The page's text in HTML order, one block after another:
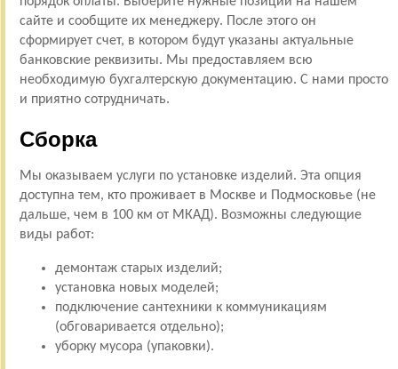
сайте и сообщите их менеджеру. После этого он
сформирует счет, в котором будут указаны актуальные
банковские реквизиты. Мы предоставляем всю
необходимую бухгалтерскую документацию. С нами просто
и приятно сотрудничать.
Сборка
Мы оказываем услуги по установке изделий. Эта опция
доступна тем, кто проживает в Москве и Подмосковье (не
дальше, чем в 100 км от МКАД). Возможны следующие
виды работ:
демонтаж старых изделий;
установка новых моделей;
подключение сантехники к коммуникациям
(обговаривается отдельно);
уборку мусора (упаковки).